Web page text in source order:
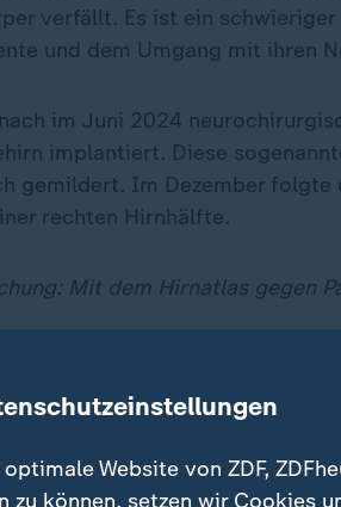
verfällt. Es ist ein
und dem Umgang mit ihren
im Juni 2024
implantiert. Diese
gemildert. Im Dezember folgte
rechten Hirnhälfte.
Mit dem Hirnatlas gegen
Betroffene
Symptomen von Parkinson
Website von ZDF,
zu können, setzen wir Cookies